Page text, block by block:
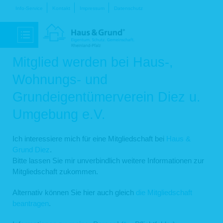
Navigation
Info-Service Kontakt Impressum Datenschutz
Mitglied werden bei Haus-,
Wohnungs- und
Grundeigentümerverein Diez u.
Umgebung e.V.
Ich interessiere mich für eine Mitgliedschaft bei Haus &
Grund Diez .
Bitte lassen Sie mir unverbindlich weitere Informationen zur
Mitgliedschaft zukommen.
Alternativ können Sie hier auch gleich die Mitgliedschaft
beantragen.